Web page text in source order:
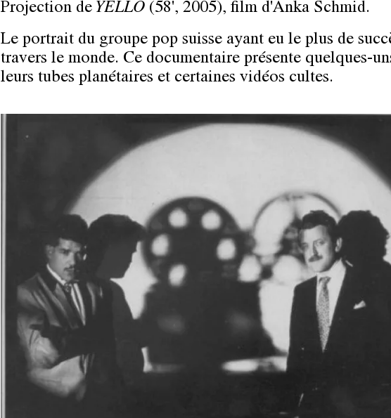
Projection de YELLO (58', 2005), film d'Anka Schmid.
Le portrait du groupe pop suisse ayant eu le plus de
travers le monde. Ce documentaire présente quelques-
leurs tubes planétaires et certaines vidéos cultes.